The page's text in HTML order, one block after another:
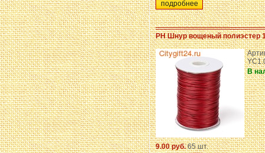
подробнее
PH Шнур вощеный полиэстер
В
9.00 руб.65 шт.